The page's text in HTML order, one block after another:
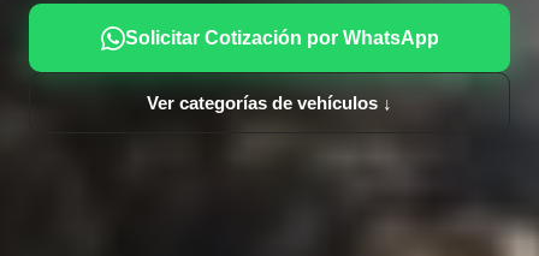
Solicitar Cotización por WhatsApp
Ver categorías de vehículos ↓